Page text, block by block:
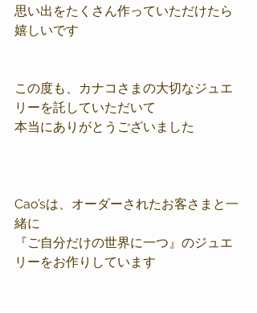
思い出をたくさん作っていただけたら
嬉しいです
この度も、カナコさまの大切なジュエ
リーを託していただいて
本当にありがとうございました
Cao’sは、オーダーされたお客さまと一
緒に
『ご自分だけの世界に一つ』のジュエ
リーをお作りしています